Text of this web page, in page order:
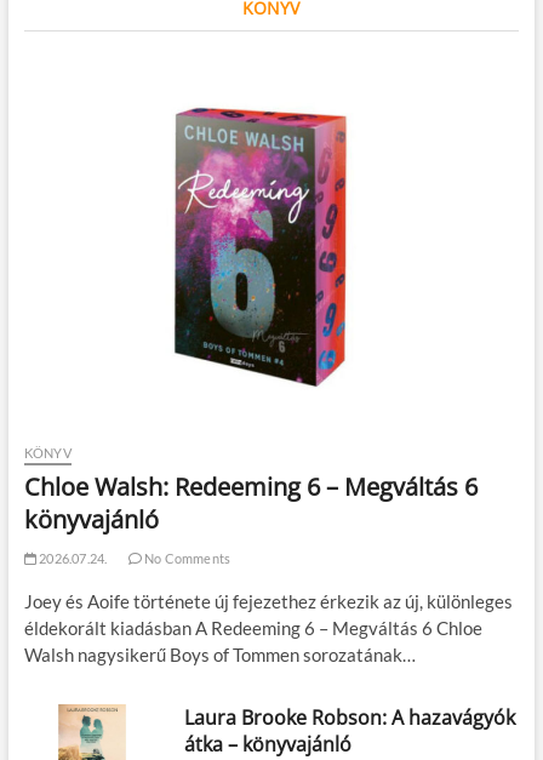
KÖNYV
KÖNYV
Chloe Walsh: Redeeming 6 – Megváltás 6
könyvajánló
2026.07.24. No Comments
Joey és Aoife története új fejezethez érkezik az új, különleges
éldekorált kiadásban A Redeeming 6 – Megváltás 6 Chloe
Walsh nagysikerű Boys of Tommen sorozatának…
Laura Brooke Robson: A hazavágyók
átka – könyvajánló